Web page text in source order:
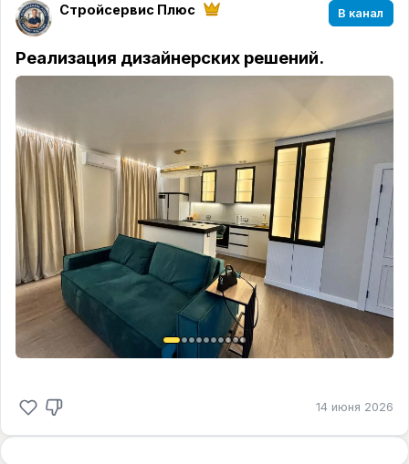
Стройсервис Плюс В канал
Реализация дизайнерских решений.
14 июня 2026